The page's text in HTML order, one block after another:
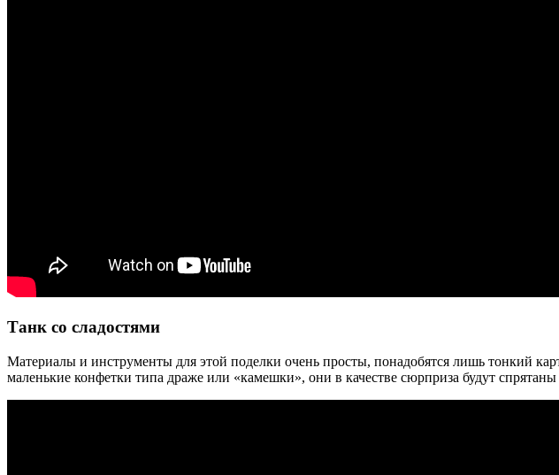
Танк со сладостями
Материалы и инструменты для этой поделки очень просты, понадобятся лишь тонкий
маленькие конфетки типа драже или «камешки», они в качестве сюрприза будут спрятаны